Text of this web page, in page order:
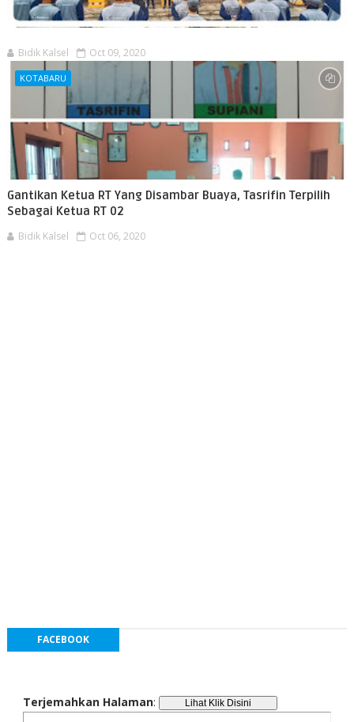
Bidik Kalsel Oct 09, 2020
KOTABARU
Gantikan Ketua RT Yang Disambar Buaya, Tasrifin Terpilih
Sebagai Ketua RT 02
Bidik Kalsel Oct 06, 2020
FACEBOOK
Terjemahkan Halaman: